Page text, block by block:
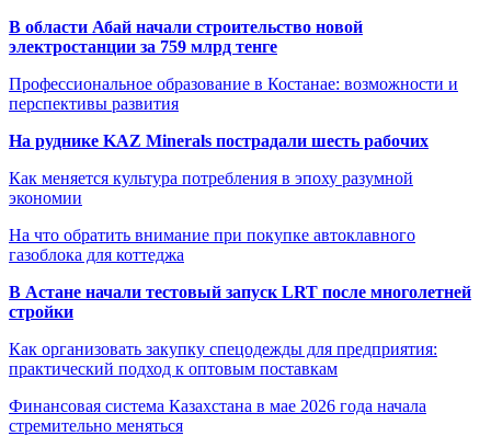
В области Абай начали строительство новой
электростанции за 759 млрд тенге
Профессиональное образование в Костанае: возможности и
перспективы развития
На руднике KAZ Minerals пострадали шесть рабочих
Как меняется культура потребления в эпоху разумной
экономии
На что обратить внимание при покупке автоклавного
газоблока для коттеджа
В Астане начали тестовый запуск LRT после многолетней
стройки
Как организовать закупку спецодежды для предприятия:
практический подход к оптовым поставкам
Финансовая система Казахстана в мае 2026 года начала
стремительно меняться